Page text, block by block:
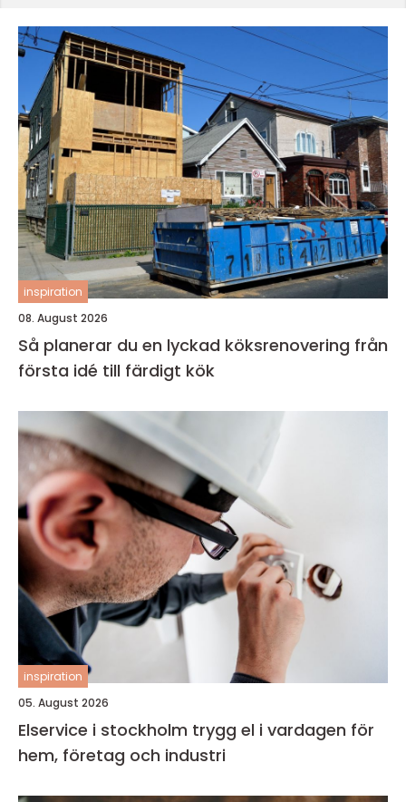
inspiration
08. August 2026
Så planerar du en lyckad köksrenovering från
första idé till färdigt kök
inspiration
05. August 2026
Elservice i stockholm trygg el i vardagen för
hem, företag och industri